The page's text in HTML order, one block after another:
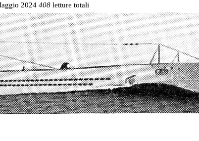
2024 408 letture totali